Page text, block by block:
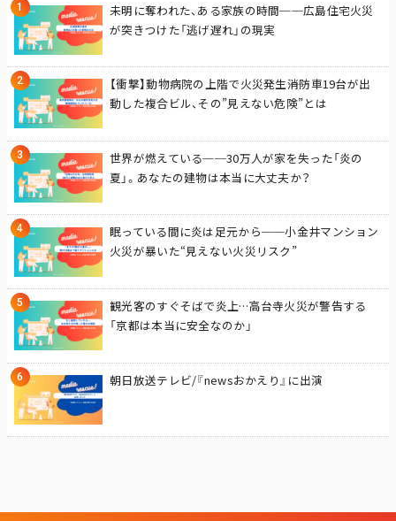
未明に奪われた、ある家族の時間──広島住宅火災
が突きつけた「逃げ遅れ」の現実
【衝撃】動物病院の上階で火災発生――消防車19台が出
動した複合ビル、その”見えない危険”とは
世界が燃えている──30万人が家を失った「炎の
夏」。あなたの建物は本当に大丈夫か？
眠っている間に炎は足元から──小金井マンション
火災が暴いた“見えない火災リスク”
観光客のすぐそばで炎上…高台寺火災が警告する
「京都は本当に安全なのか」
朝日放送テレビ/『newsおかえり』に出演